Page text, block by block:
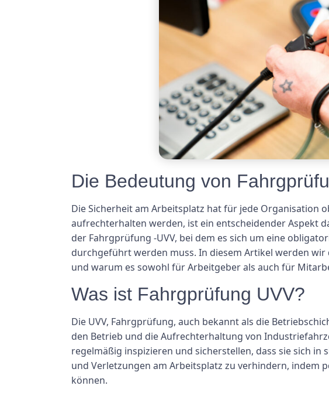
Die Bedeutung von
Die Sicherheit am Arbeitsplatz hat für jede Organisation
aufrechterhalten werden, ist ein entscheidender Aspekt
der Fahrgprüfung -UVV, bei dem es sich um eine
durchgeführt werden muss. In diesem Artikel werden
und warum es sowohl für Arbeitgeber als auch für
Was ist Fahrgprüfung UVV?
Die UVV, Fahrgprüfung, auch bekannt als die
den Betrieb und die Aufrechterhaltung von
regelmäßig inspizieren und sicherstellen, dass sie sich
und Verletzungen am Arbeitsplatz zu verhindern, indem
können.